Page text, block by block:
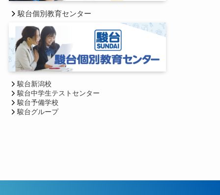
駿台個別教育センター
駿台新潟校
駿台中学生テストセンター
駿台予備学校
駿台グループ